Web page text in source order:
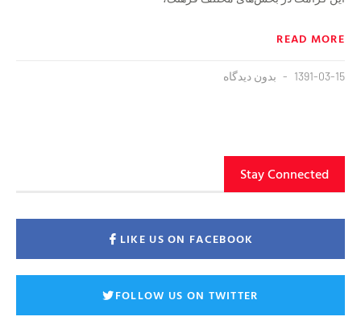
READ MORE
1391-03-15 بدون دیدگاه
Stay Connected
LIKE US ON FACEBOOK
FOLLOW US ON TWITTER